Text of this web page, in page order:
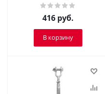
416 руб.
В корзину